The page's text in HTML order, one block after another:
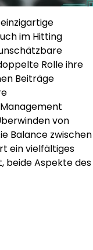
im Hitting
Rolle ihre
Beiträge
von
Balance zwischen
ein vielfältiges
beide Aspekte des